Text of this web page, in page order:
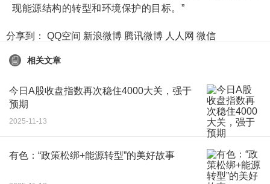
现能源结构的转型和环境保护的目标。”
分享到： QQ空间 新浪微博 腾讯微博 人人网 微信
相关文章
今日A股收盘指数再次稳住4000大关，强于
预期
2025-11-13
有色：“政策松绑+能源转型”的美好故事